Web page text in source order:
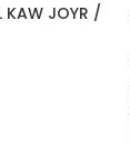
KAW JOYR /